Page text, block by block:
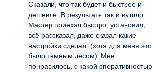
Сказали, что так будет и быстрее и
дешевле. В результате так и вышло.
Мастер приехал быстро, установил,
всё рассказал, даже сказал какие
настройки сделал. (хотя для меня это
было темным лесом). Мне
понравилось, с какой оперативностью